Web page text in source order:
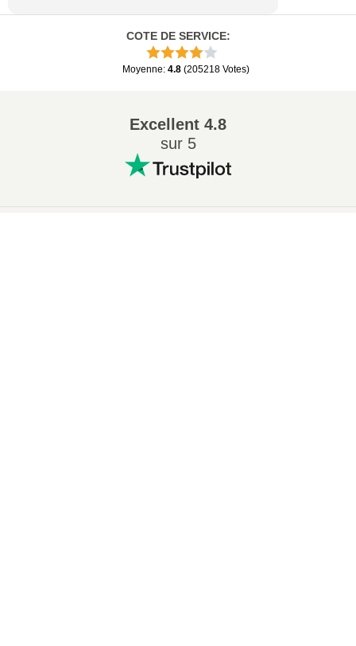
COTE DE SERVICE:
Moyenne: 4.8 (205218 Votes)
Excellent 4.8
sur 5